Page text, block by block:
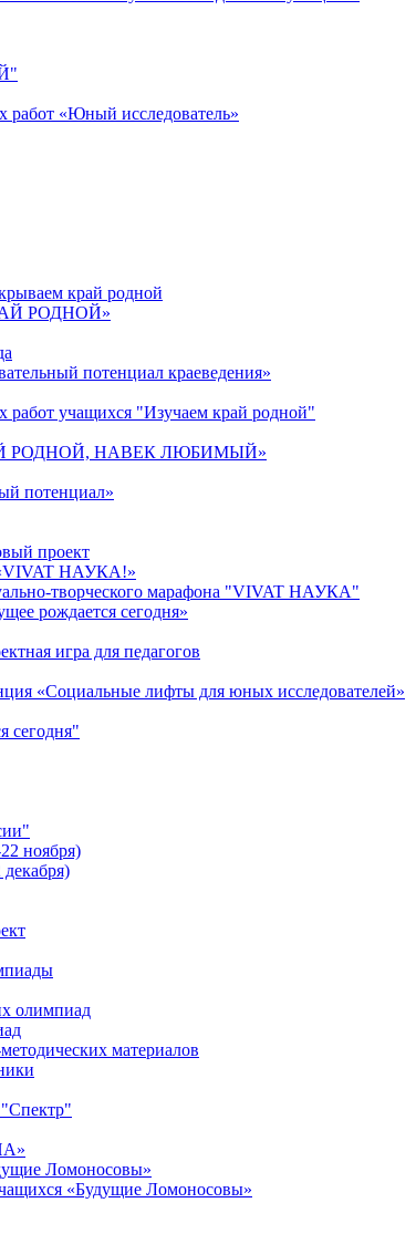
работ «Юный исследователь»
край родной
РОДНОЙ»
потенциал краеведения»
работ учащихся "Изучаем край родной"
РОДНОЙ, НАВЕК ЛЮБИМЫЙ»
потенциал»
проект
«VIVAT НАУКА!»
творческого марафона "VIVAT НАУКА"
рождается сегодня»
игра для педагогов
«Cоциальные лифты для юных исследователей»
сегодня"
ноября)
олимпиад
материалов
Ломоносовы»
«Будущие Ломоносовы»